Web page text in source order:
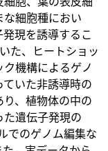
細胞種におい
現を誘導するこ
た、ヒートショッ
機構によるゲノ
いた非誘導時の
、植物体の中の
遺伝子発現の
でのゲノム編集な